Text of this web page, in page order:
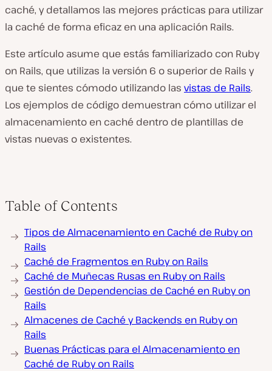
caché, y detallamos las mejores prácticas para utilizar
la caché de forma eficaz en una aplicación Rails.
Este artículo asume que estás familiarizado con Ruby
on Rails, que utilizas la versión 6 o superior de Rails y
que te sientes cómodo utilizando las vistas de Rails.
Los ejemplos de código demuestran cómo utilizar el
almacenamiento en caché dentro de plantillas de
vistas nuevas o existentes.
Table of Contents
Tipos de Almacenamiento en Caché de Ruby on
Rails
Caché de Fragmentos en Ruby on Rails
Caché de Muñecas Rusas en Ruby on Rails
Gestión de Dependencias de Caché en Ruby on
Rails
Almacenes de Caché y Backends en Ruby on
Rails
Buenas Prácticas para el Almacenamiento en
Caché de Ruby on Rails